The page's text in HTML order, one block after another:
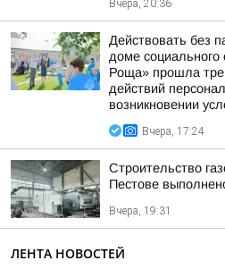
Вчера, 20:36
Действовать без
доме
Роща» прошла
действий
возникновении
Вчера, 17:24
Строительство
Пестове
Вчера, 19:31
ЛЕНТА НОВОСТЕЙ